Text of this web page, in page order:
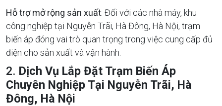
Hỗ trợ mở rộng sản xuất: Đối với các nhà máy, khu
công nghiệp tại Nguyễn Trãi, Hà Đông, Hà Nội, trạm
biến áp đóng vai trò quan trọng trong việc cung cấp đủ
điện cho sản xuất và vận hành.
2. Dịch Vụ Lắp Đặt Trạm Biến Áp
Chuyên Nghiệp Tại Nguyễn Trãi, Hà
Đông, Hà Nội